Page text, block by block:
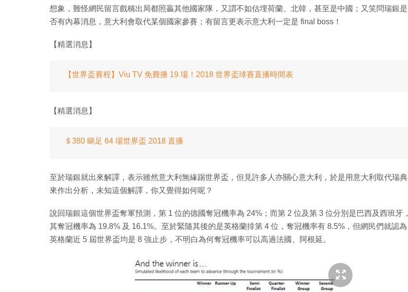
想象，難怪網民留言戲稱出局都照贏其他國家隊，又謂不如估埋荷蘭、北韓，甚至是中國；又笑問瑞銀是
否有內幕消息，意大利會取代某個國家參賽；有留言更表示意大利一定是 final boss！
【精選消息】
【世界盃賽程】Viu TV 免費播 19 場！2018 世界盃球賽直播時間表
【精選消息】
＄380 睇足 64 場世界盃 2018 直播
至於瑞銀就出來解譯，表示雖然意大利無緣踢世界盃，但見許多人亦關心意大利，於是用意大利取代瑞典
來作出分析，未知這個解譯，你又覺得如何呢？
說回瑞銀這個世界盃奪軍預測，第 1 位的德國奪冠機率為 24%；而第 2 位及第 3 位分別是巴西及西班牙，
其奪冠機率為 19.8% 及 16.1%。至於緊隨其後的是英格蘭排第 4 位，奪冠機率有 8.5%，但網民們就認為
英格蘭近 5 屆世界盃均是 8 強止步，不明白為何奪冠機率可以高過法國、阿根延。